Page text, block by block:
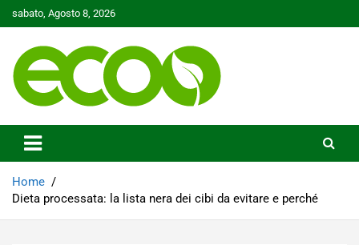
to
sabato, Agosto 8, 2026
Ecoo.it
Home
Dieta processata: la lista nera dei cibi da evitare e perché